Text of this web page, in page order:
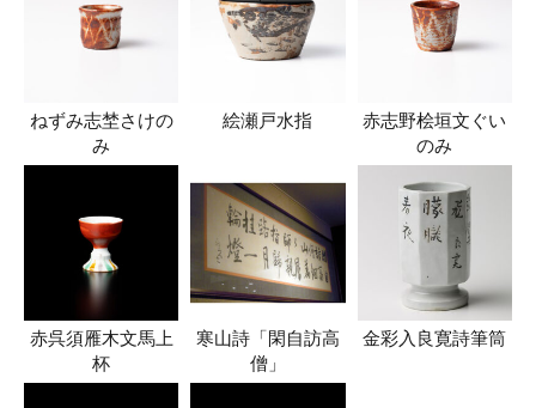
ねずみ志埜さけの
み
絵瀬戸水指
赤志野桧垣文ぐい
のみ
赤呉須雁木文馬上
杯
寒山詩「閑自訪高
僧」
金彩入良寛詩筆筒